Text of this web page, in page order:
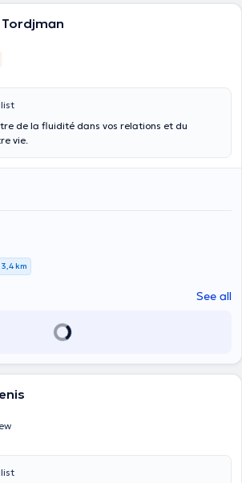
de la fluidité dans vos relations et du
vie.
3,4 km
See all